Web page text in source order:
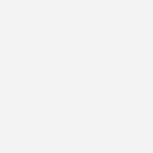
Ländern 3 % sowie in
5 % der Erneuerbaren-Energien-
werden. Weiterhin wird
aus der regionalen europäischen
einen Exportanteil von 15 % der
eines Nachbarlands beanspruchen
Nachbarstaaten von Deutschland
Deutschland zu einem geringeren
Aus Regionen mit guter
aus, dass sie einen um 5 %